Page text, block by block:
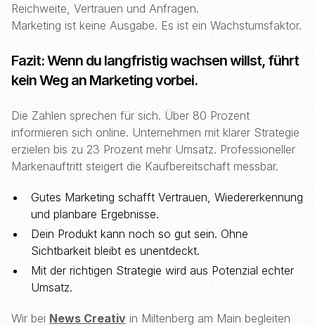
Reichweite, Vertrauen und Anfragen.
Marketing ist keine Ausgabe. Es ist ein Wachstumsfaktor.
Fazit: Wenn du langfristig wachsen willst, führt
kein Weg an Marketing vorbei.
Die Zahlen sprechen für sich. Über 80 Prozent
informieren sich online. Unternehmen mit klarer Strategie
erzielen bis zu 23 Prozent mehr Umsatz. Professioneller
Markenauftritt steigert die Kaufbereitschaft messbar.
Gutes Marketing schafft Vertrauen, Wiedererkennung
und planbare Ergebnisse.
Dein Produkt kann noch so gut sein. Ohne
Sichtbarkeit bleibt es unentdeckt.
Mit der richtigen Strategie wird aus Potenzial echter
Umsatz.
Wir bei News Creativ in Miltenberg am Main begleiten